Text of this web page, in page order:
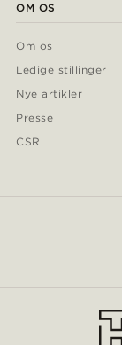
OM OS
Om os
Ledige stillinger
Nye artikler
Presse
CSR